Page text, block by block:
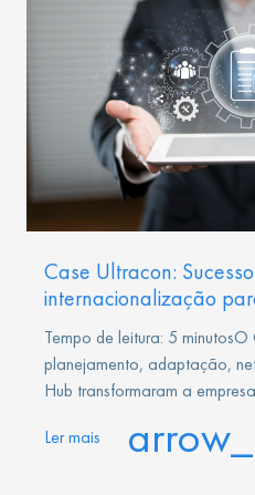
Case Ultracon:
internacionalização
Tempo de leitura: 5
planejamento, adaptação,
Hub transformaram a
Ler mais